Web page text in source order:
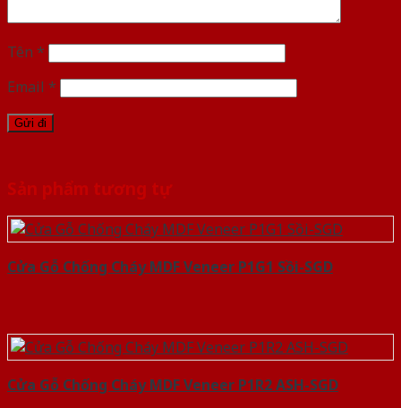
Tên *
Email *
Sản phẩm tương tự
Cửa Gỗ Chống Cháy MDF Veneer P1G1 Sồi-SGD
Cửa Gỗ Chống Cháy MDF Veneer P1R2 ASH-SGD